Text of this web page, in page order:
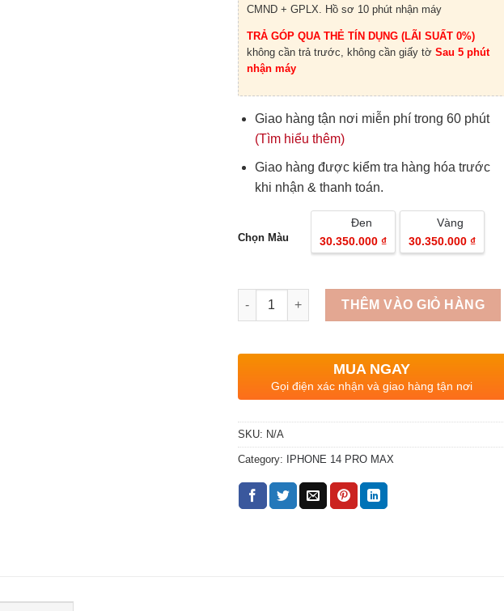
CMND + GPLX. Hồ sơ 10 phút nhận máy
TRẢ GÓP QUA THẺ TÍN DỤNG (LÃI SUẤT 0%)
không cần trả trước, không cần giấy tờ Sau 5 phút
nhận máy
Giao hàng tận nơi miễn phí trong 60 phút
(Tìm hiểu thêm)
Giao hàng được kiểm tra hàng hóa trước
khi nhận & thanh toán.
Chọn Màu
Đen
30.350.000 ₫
Vàng
30.350.000 ₫
Quantity
THÊM VÀO GIỎ HÀNG
MUA NGAY
Gọi điện xác nhận và giao hàng tận nơi
SKU: N/A
Category: IPHONE 14 PRO MAX